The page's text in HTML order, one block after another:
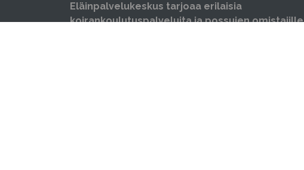
Eläinpalvelukeskus tarjoaa erilaisia
koirankoulutuspalveluita ja possujen omistajille